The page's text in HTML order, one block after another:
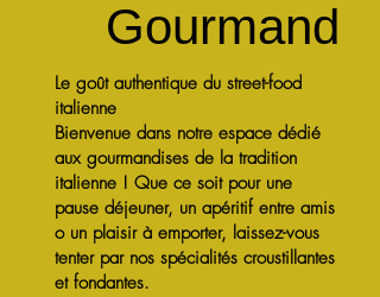
Gourmand
Le goût authentique du street-food
italienne
Bienvenue dans notre espace dédié
aux gourmandises de la tradition
italienne ! Que ce soit pour une
pause déjeuner, un apéritif entre amis
o un plaisir à emporter, laissez-vous
tenter par nos spécialités croustillantes
et fondantes.